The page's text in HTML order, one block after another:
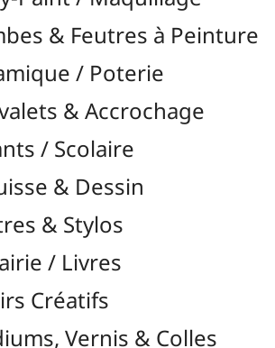
& Colles
/ Sculpture
Couleurs
& Fibres

